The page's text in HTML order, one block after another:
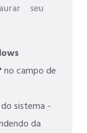
seu
no campo de
sistema -
da